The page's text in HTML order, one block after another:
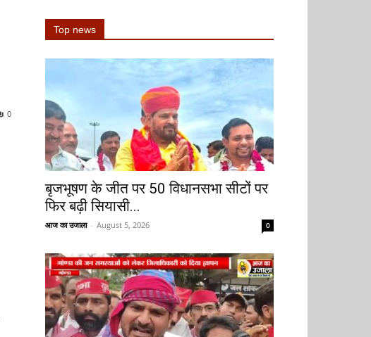
0
Top news
बृजभूषण के जीत पर 50 विधानसभा सीटों पर
फिर बढ़ी सियासी...
आज का उजाला - August 5, 2026 0